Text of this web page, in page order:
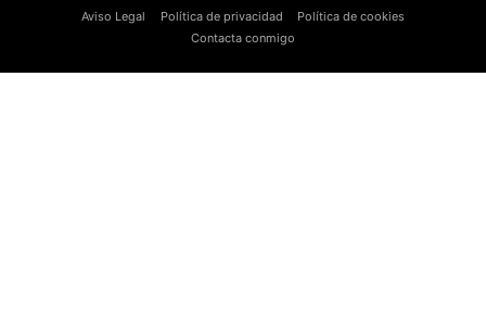
Aviso Legal Política de privacidad
Política de cookies
Contacta conmigo